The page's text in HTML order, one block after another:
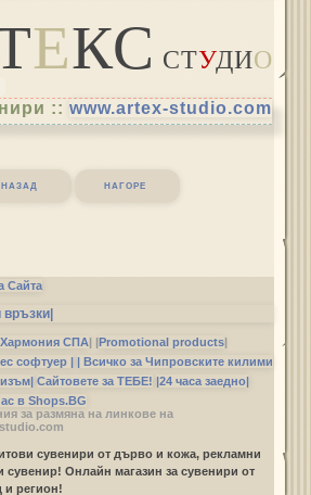
ЕКС СТУДИО
:: www.artex-studio.com
нагоре
Сайта
връзки|
СПА| |Promotional products|
софтуер | | Всичко за Чипровските килими
Сайтовете за ТЕБЕ! |24 часа заедно|
в Shops.BG
за размяна на линкове на
сувенири от дърво и кожа, рекламни
сувенир! Онлайн магазин за сувенири от
и регион!